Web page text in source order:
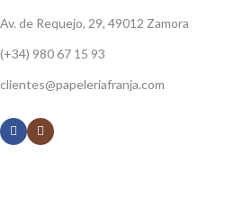
Av. de Requejo, 29, 49012 Zamora
(+34) 980 67 15 93
clientes@papeleriafranja.com